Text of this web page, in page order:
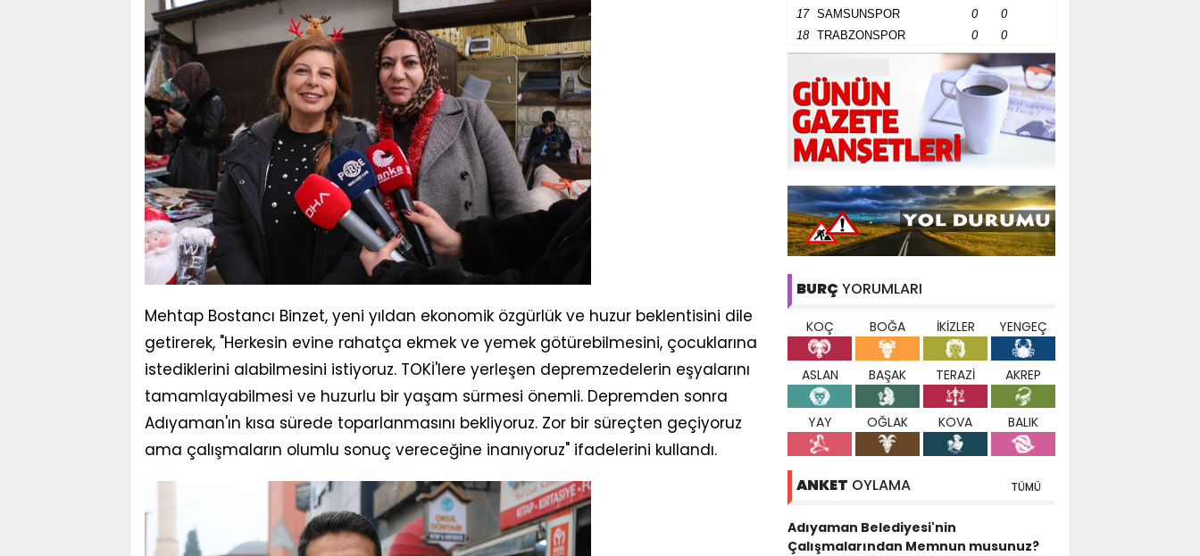
Mehtap Bostancı Binzet, yeni yıldan ekonomik özgürlük ve huzur beklentisini dile
getirerek, "Herkesin evine rahatça ekmek ve yemek götürebilmesini, çocuklarına
istediklerini alabilmesini istiyoruz. TOKİ'lere yerleşen depremzedelerin eşyalarını
tamamlayabilmesi ve huzurlu bir yaşam sürmesi önemli. Depremden sonra
Adıyaman'ın kısa sürede toparlanmasını bekliyoruz. Zor bir süreçten geçiyoruz
ama çalışmaların olumlu sonuç vereceğine inanıyoruz" ifadelerini kullandı.
17
SAMSUNSPOR 0
0
18
TRABZONSPOR 0 0
BURÇ YORUMLARI
KOÇ BOĞA İKİZLER YENGEÇ
ASLAN BAŞAK TERAZİ AKREP
YAY OĞLAK KOVA BALIK
ANKET OYLAMA TÜMÜ
Adıyaman Belediyesi'nin
Çalışmalarından Memnun musunuz?